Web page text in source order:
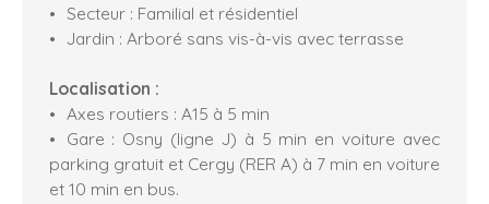
Secteur : Familial et résidentiel
Jardin : Arboré sans vis-à-vis avec terrasse
Localisation :
Axes routiers : A15 à 5 min
Gare : Osny (ligne J) à 5 min en voiture avec
parking gratuit et Cergy (RER A) à 7 min en voiture
et 10 min en bus.